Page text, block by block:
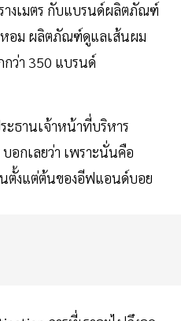
างเมตร กับแบรนด์ผลิตภัณฑ์
หอม ผลิตภัณฑ์ดูแลเส้นผม
ว่า 350 แบรนด์
ะธานเจ้าหน้าที่บริหาร
บอกเลยว่า เพราะนั่นคือ
ตั้งแต่ต้นของอีฟแอนด์บอย